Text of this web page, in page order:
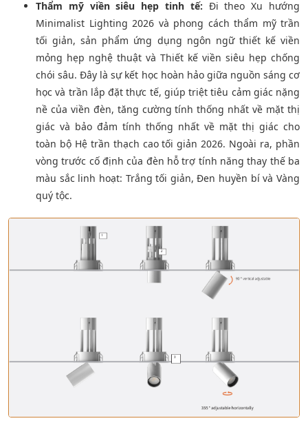
Thẩm mỹ viền siêu hẹp tinh tế: Đi theo Xu hướng
Minimalist Lighting 2026 và phong cách thẩm mỹ trần
tối giản, sản phẩm ứng dụng ngôn ngữ thiết kế viền
mỏng hẹp nghệ thuật và Thiết kế viền siêu hẹp chống
chói sâu. Đây là sự kết học hoàn hảo giữa nguồn sáng cơ
học và trần lắp đặt thực tế, giúp triệt tiêu cảm giác nặng
nề của viền đèn, tăng cường tính thống nhất về mặt thị
giác và bảo đảm tính thống nhất về mặt thị giác cho
toàn bộ Hệ trần thạch cao tối giản 2026. Ngoài ra, phần
vòng trước cố định của đèn hỗ trợ tính năng thay thế ba
màu sắc linh hoạt: Trắng tối giản, Đen huyền bí và Vàng
quý tộc.